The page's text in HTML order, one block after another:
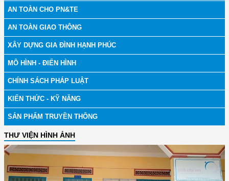
AN TOÀN CHO PN&TE
AN TOÀN GIAO THÔNG
XÂY DỰNG GIA ĐÌNH HẠNH PHÚC
MÔ HÌNH - ĐIỂN HÌNH
CHÍNH SÁCH PHÁP LUẬT
KIẾN THỨC - KỸ NĂNG
SẢN PHẨM TRUYỀN THÔNG
THƯ VIỆN HÌNH ẢNH